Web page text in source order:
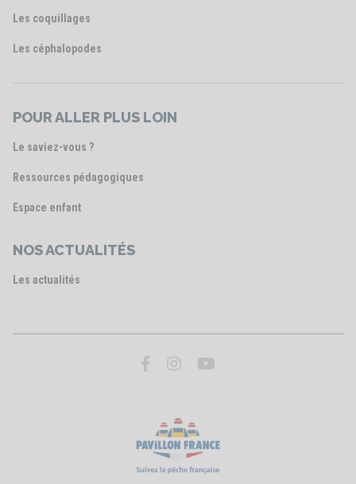
Les coquillages
Les céphalopodes
POUR ALLER PLUS LOIN
Le saviez-vous ?
Ressources pédagogiques
Espace enfant
NOS ACTUALITÉS
Les actualités